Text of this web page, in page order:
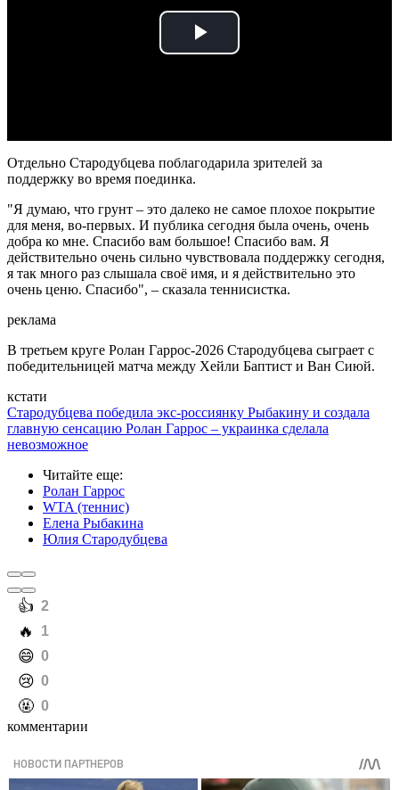
Play
Отдельно Стародубцева поблагодарила зрителей за
поддержку во время поединка.
"Я думаю, что грунт – это далеко не самое плохое покрытие
для меня, во-первых. И публика сегодня была очень, очень
добра ко мне. Спасибо вам большое! Спасибо вам. Я
действительно очень сильно чувствовала поддержку сегодня,
я так много раз слышала своё имя, и я действительно это
очень ценю. Спасибо", – сказала теннисистка.
реклама
В третьем круге Ролан Гаррос-2026 Стародубцева сыграет с
победительницей матча между Хейли Баптист и Ван Сиюй.
кстати
Стародубцева победила экс-россиянку Рыбакину и создала
главную сенсацию Ролан Гаррос – украинка сделала
невозможное
Читайте еще:
Ролан Гаррос
WTA (теннис)
Елена Рыбакина
Юлия Стародубцева
️👍 2
️🔥 1
️😄 0
️😢 0
️🤬 0
комментарии